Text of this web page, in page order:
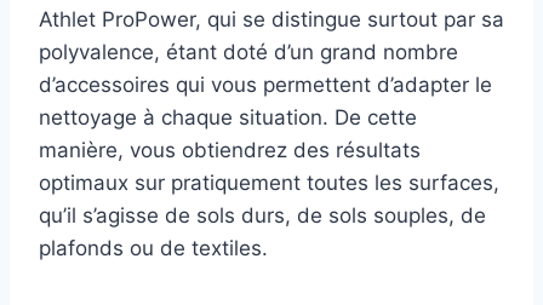
Athlet ProPower, qui se distingue surtout par sa
polyvalence, étant doté d’un grand nombre
d’accessoires qui vous permettent d’adapter le
nettoyage à chaque situation. De cette
manière, vous obtiendrez des résultats
optimaux sur pratiquement toutes les surfaces,
qu’il s’agisse de sols durs, de sols souples, de
plafonds ou de textiles.